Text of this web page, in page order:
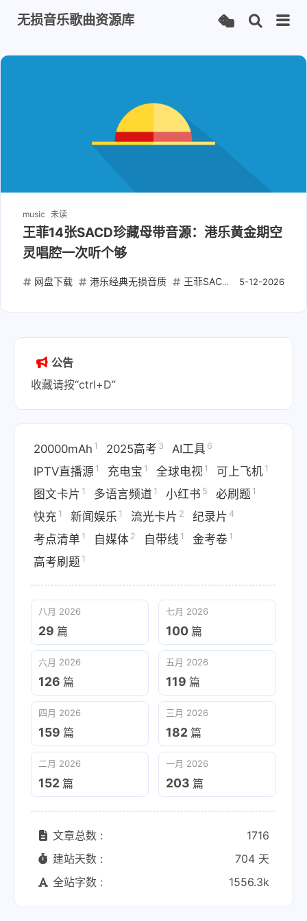
无损音乐歌曲资源库
music 未读
王菲14张SACD珍藏母带音源：港乐黄金期空
灵唱腔一次听个够
5-12-2026
网盘下载 港乐经典无损音质 王菲SACD音源下载
公告
收藏请按“ctrl+D”
20000mAh 1 2025高考 3 AI工具 6
IPTV直播源 1 充电宝 1 全球电视 1 可上飞机 1
图文卡片 1 多语言频道 1 小红书 5 必刷题 1
快充 1 新闻娱乐 1 流光卡片 2 纪录片 4
考点清单 1 自媒体 2 自带线 1 金考卷 1
高考刷题 1
八月 2026
29 篇
七月 2026
100 篇
六月 2026
126 篇
五月 2026
119 篇
四月 2026
159 篇
三月 2026
182 篇
二月 2026
152 篇
一月 2026
203 篇
文章总数 :
1716
建站天数 :
704 天
全站字数 :
1556.3k